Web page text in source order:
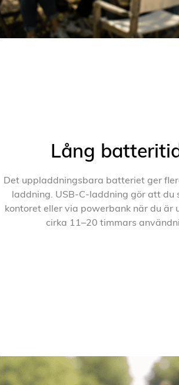
Lång
Det uppladdningsbara batteriet ger
laddning. USB-C-laddning gör att
kontoret eller via powerbank när du är
cirka 11–20 timmars